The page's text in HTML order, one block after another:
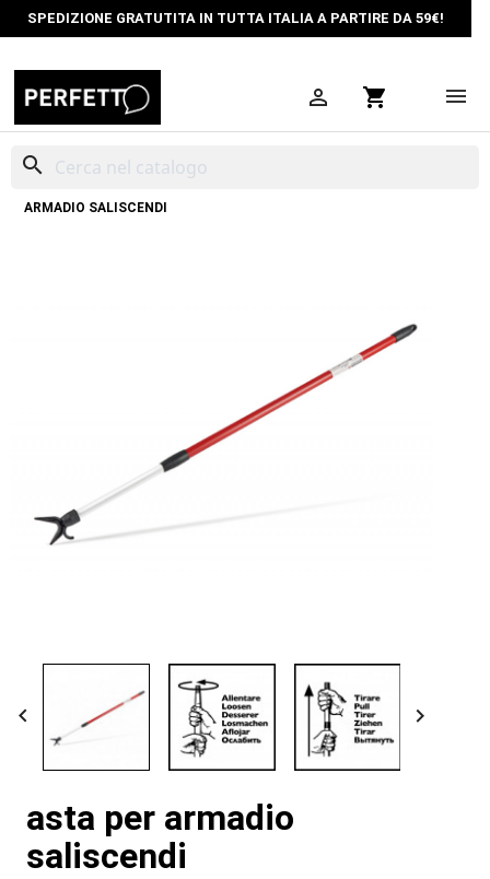
SPEDIZIONE GRATUTITA IN TUTTA ITALIA A PARTIRE DA 59€!
 shopping_cart
search
ARMADIO SALISCENDI
 
asta per armadio
saliscendi